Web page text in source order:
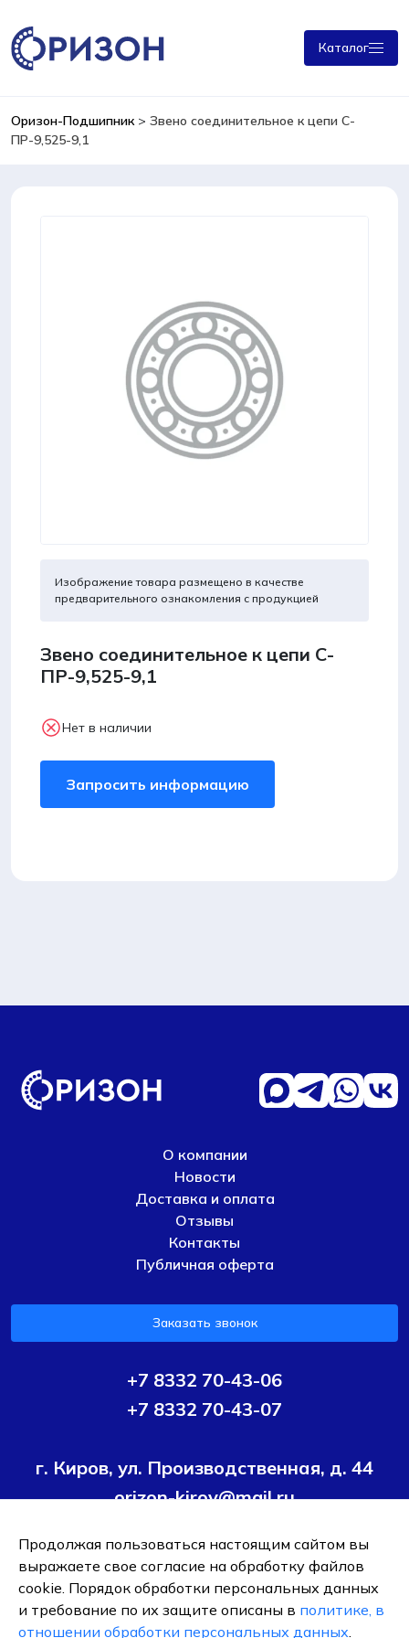
Каталог
Оризон-Подшипник> Звено соединительное к цепи С-
ПР-9,525-9,1
Изображение товара размещено в качестве
предварительного ознакомления с продукцией
Звено соединительное к цепи С-
ПР-9,525-9,1
Нет в наличии
Запросить информацию
О компании
Новости
Доставка и оплата
Отзывы
Контакты
Публичная оферта
Заказать звонок
+7 8332 70-43-06
+7 8332 70-43-07
г. Киров, ул. Производственная, д. 44
orizon-kirov@mail.ru
Условия политики конфиденциальности
Согласие на
обработку персональных данных
ОБЩЕСТВО С ОГРАНИЧЕННОЙ ОТВЕТСТВЕННОСТЬЮ ТК
Продолжая пользоваться настоящим сайтом вы
выражаете свое согласие на обработку файлов
cookie. Порядок обработки персональных данных
и требование по их защите описаны в политике, в
отношении обработки персональных данных.